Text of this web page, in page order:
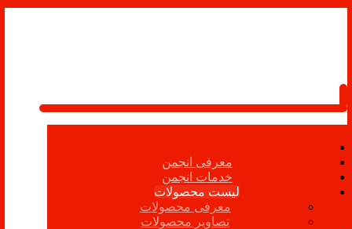
معرفی انجمن
خدمات انجمن
لیست محصولات
معرفی محصولات
تصاویر محصولات